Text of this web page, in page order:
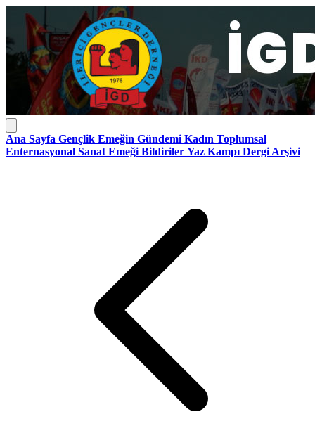
Ana Sayfa Gençlik Emeğin Gündemi Kadın Toplumsal
Enternasyonal Sanat Emeği Bildiriler Yaz Kampı Dergi Arşivi